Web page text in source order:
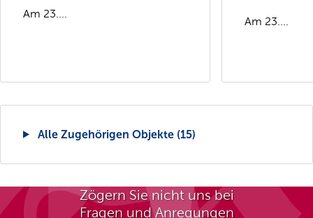
Am 23....
Am 23....
Alle Zugehörigen Objekte (15)
Zögern Sie nicht uns bei
Fragen und Anregungen